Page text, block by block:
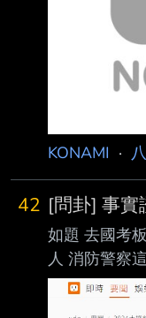
皆倒向民進
5月的國政
12.1%下降
度稍微上升。
KONAMI ·
42 [問卦] 事實
如題 去國考
人 消防警察
也開始爆開